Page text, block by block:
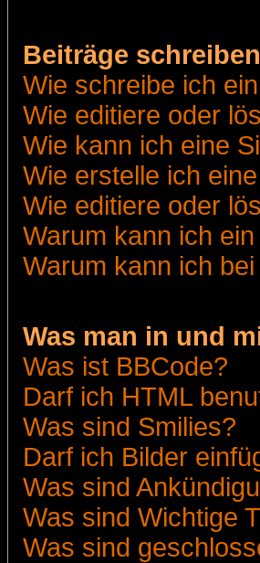
Beiträge schreiben
Wie schreibe ich
Wie editiere oder
Wie kann ich eine
Wie erstelle ich
Wie editiere oder
Warum kann ich
Warum kann ich
Was man in und
Was ist BBCode?
Darf ich HTML
Was sind Smilies?
Darf ich Bilder
Was sind
Was sind Wichtige
Was sind